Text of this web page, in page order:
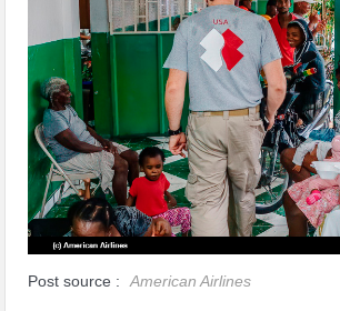
Post source : American Airlines